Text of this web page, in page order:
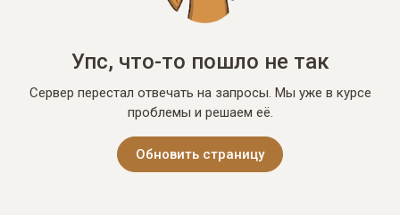
Упс, что-то пошло не так
Сервер перестал отвечать на запросы. Мы уже в курсе
проблемы и решаем её.
Обновить страницу